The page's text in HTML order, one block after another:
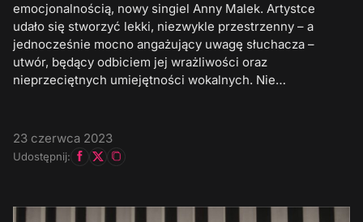
emocjonalnością, nowy singiel Anny Malek. Artystce
udało się stworzyć lekki, niezwykle przestrzenny – a
jednocześnie mocno angażujący uwagę słuchacza –
utwór, będący odbiciem jej wrażliwości oraz
nieprzeciętnych umiejętności wokalnych. Nie…
23 czerwca 2023
Udostępnij: